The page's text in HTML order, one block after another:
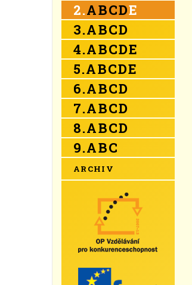
2.ABCDE
3.ABCD
4.ABCDE
5.ABCDE
6.ABCD
7.ABCD
8.ABCD
9.ABC
ARCHIV